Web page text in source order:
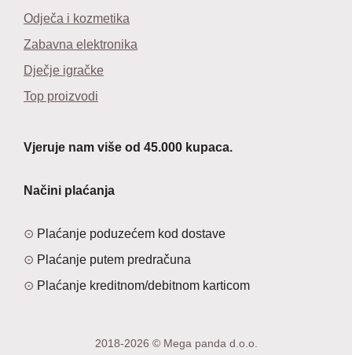
Odječa i kozmetika
Zabavna elektronika
Dječje igračke
Top proizvodi
Vjeruje nam više od 45.000 kupaca.
Načini plaćanja
Plaćanje poduzećem kod dostave
Plaćanje putem predračuna
Plaćanje kreditnom/debitnom karticom
2018-2026 © Mega panda d.o.o.